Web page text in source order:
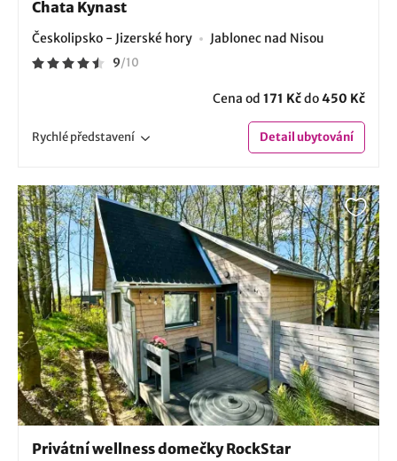
Chata Kynast
Českolipsko - Jizerské hory Jablonec nad Nisou
9/10
Cena od 171 Kčdo450 Kč
Rychlépředstavení Detailubytování
Privátní wellness domečky RockStar